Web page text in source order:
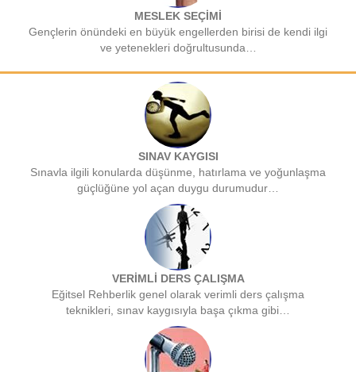
MESLEK SEÇİMİ
Gençlerin önündeki en büyük engellerden birisi de kendi ilgi
ve yetenekleri doğrultusunda…
SINAV KAYGISI
Sınavla ilgili konularda düşünme, hatırlama ve yoğunlaşma
güçlüğüne yol açan duygu durumudur…
VERİMLİ DERS ÇALIŞMA
Eğitsel Rehberlik genel olarak verimli ders çalışma
teknikleri, sınav kaygısıyla başa çıkma gibi…